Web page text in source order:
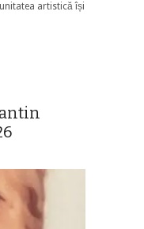
artistică își